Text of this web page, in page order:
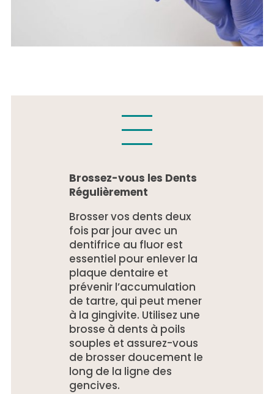
Brossez-vous les Dents
Régulièrement
Brosser vos dents deux
fois par jour avec un
dentifrice au fluor est
essentiel pour enlever la
plaque dentaire et
prévenir l’accumulation
de tartre, qui peut mener
à la gingivite. Utilisez une
brosse à dents à poils
souples et assurez-vous
de brosser doucement le
long de la ligne des
gencives.